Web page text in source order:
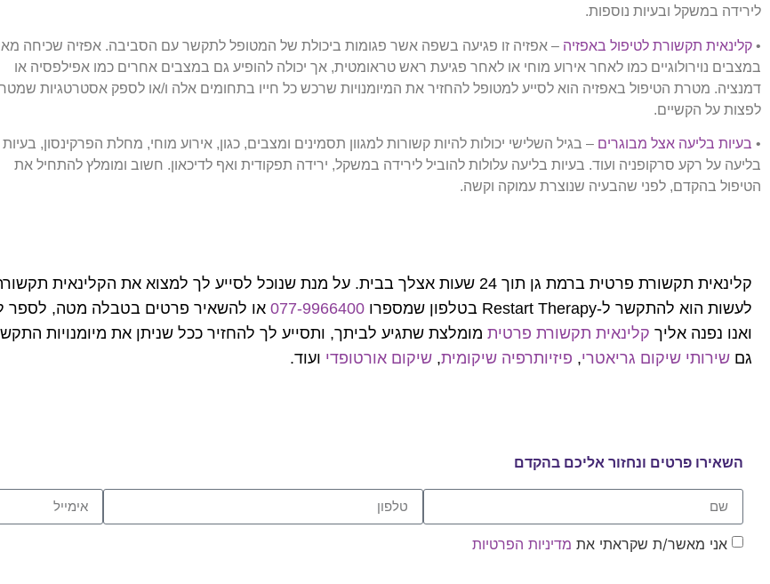
לירידה במשקל ובעיות נוספות.
• קלינאית תקשורת לטיפול באפזיה – אפזיה זו פגיעה בשפה אשר פגומות ביכולת של המטופל לתקשר עם הסביבה. אפזיה שכיחה
במצבים נוירולוגיים כמו לאחר אירוע מוחי או לאחר פגיעת ראש טראומטית, אך יכולה להופיע גם במצבים אחרים כמו אפילפסיה או
דמנציה. מטרת הטיפול באפזיה הוא לסייע למטופל להחזיר את המיומנויות שרכש כל חייו בתחומים אלה ו/או לספק אסטרטגיות
לפצות על הקשיים.
• בעיות בליעה אצל מבוגרים – בגיל השלישי יכולות להיות קשורות למגוון תסמינים ומצבים, כגון, אירוע מוחי, מחלת הפרקינסון, בעיות
בליעה על רקע סרקופניה ועוד. בעיות בליעה עלולות להוביל לירידה במשקל, ירידה תפקודית ואף לדיכאון. חשוב ומומלץ להתחיל את
הטיפול בהקדם, לפני שהבעיה שנוצרת עמוקה וקשה.
קלינאית תקשורת פרטית ברמת גן תוך 24 שעות אצלך בבית. על מנת שנוכל לסייע לך למצוא את
לעשות הוא להתקשר ל-Restart Therapy בטלפון שמספרו
077-9966400 או להשאיר פרטים בטבלה מטה, לספר
ואנו נפנה אליך קלינאית תקשורת פרטית מומלצת שתגיע לביתך, ותסייע לך להחזיר ככל שניתן את מיומנויות
גם שירותי שיקום גריאטרי, פיזיותרפיה שיקומית, שיקום אורטופדי ועוד.
השאירו פרטים ונחזור אליכם בהקדם
אני מאשר/ת שקראתי את מדיניות הפרטיות